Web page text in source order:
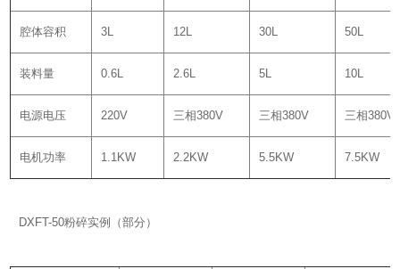
腔体容积 3L 12L 30L 50L
装料量 0.6L 2.6L 5L 10L
电源电压 220V 三相380V 三相380V 三相380V
电机功率 1.1KW 2.2KW 5.5KW 7.5KW
DXFT-50粉碎实例（部分）